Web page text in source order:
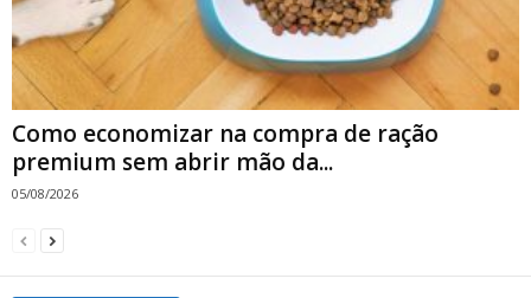
Como economizar na compra de ração
premium sem abrir mão da...
05/08/2026